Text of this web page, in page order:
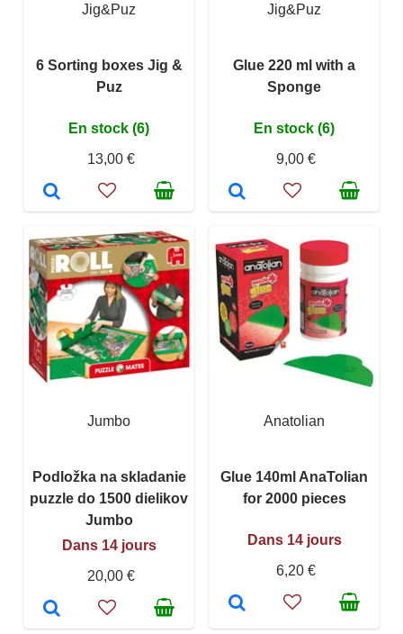
Jig&Puz
6 Sorting boxes Jig &
Puz
En stock (6)
13,00 €
Jig&Puz
Glue 220 ml with a
Sponge
En stock (6)
9,00 €
Jumbo
Podložka na skladanie
puzzle do 1500 dielikov
Jumbo
Dans 14 jours
20,00 €
Anatolian
Glue 140ml AnaTolian
for 2000 pieces
Dans 14 jours
6,20 €